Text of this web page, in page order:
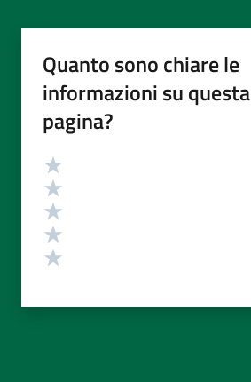
Quanto sono chiare le
informazioni su questa
pagina?
Valutazione